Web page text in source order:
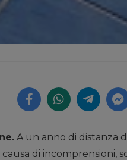
A un anno di distanza
causa di incomprensioni,